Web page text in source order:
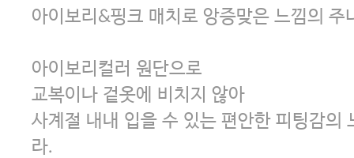
아이보리&핑크 매치로 앙증맞은 느낌의 주
아이보리컬러 원단으로
교복이나 겉옷에 비치지 않아
사계절 내내 입을 수 있는 편안한 피팅감의
라.